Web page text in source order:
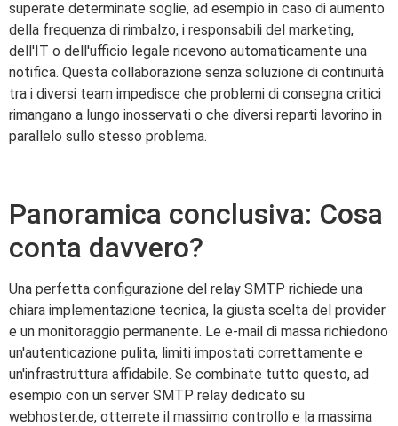
superate determinate soglie, ad esempio in caso di aumento
della frequenza di rimbalzo, i responsabili del marketing,
dell'IT o dell'ufficio legale ricevono automaticamente una
notifica. Questa collaborazione senza soluzione di continuità
tra i diversi team impedisce che problemi di consegna critici
rimangano a lungo inosservati o che diversi reparti lavorino in
parallelo sullo stesso problema.
Panoramica conclusiva: Cosa
conta davvero?
Una perfetta configurazione del relay SMTP richiede una
chiara implementazione tecnica, la giusta scelta del provider
e un monitoraggio permanente. Le e-mail di massa richiedono
un'autenticazione pulita, limiti impostati correttamente e
un'infrastruttura affidabile. Se combinate tutto questo, ad
esempio con un server SMTP relay dedicato su
webhoster.de, otterrete il massimo controllo e la massima